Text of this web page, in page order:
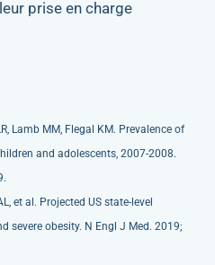
prise en charge
Lamb MM, Flegal KM. Prevalence of
and adolescents, 2007-2008.
et al. Projected US state-level
severe obesity. N Engl J Med. 2019;